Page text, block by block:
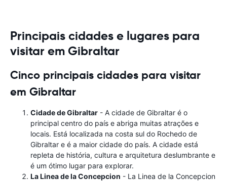
Principais cidades e lugares para
visitar em Gibraltar
Cinco principais cidades para visitar
em Gibraltar
Cidade de Gibraltar - A cidade de Gibraltar é o
principal centro do país e abriga muitas atrações e
locais. Está localizada na costa sul do Rochedo de
Gibraltar e é a maior cidade do país. A cidade está
repleta de história, cultura e arquitetura deslumbrante e
é um ótimo lugar para explorar.
La Linea de la Concepcion - La Linea de la Concepcion